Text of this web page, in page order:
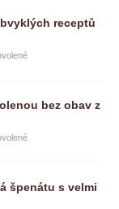
receptů
bez obav z
špenátu s velmi